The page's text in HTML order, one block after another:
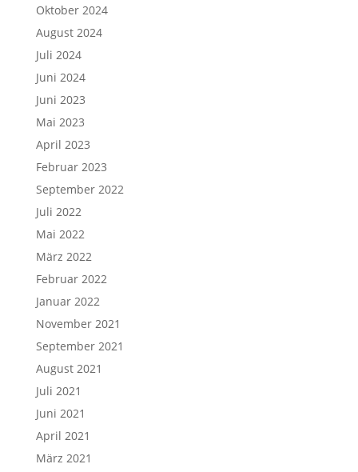
Oktober 2024
August 2024
Juli 2024
Juni 2024
Juni 2023
Mai 2023
April 2023
Februar 2023
September 2022
Juli 2022
Mai 2022
März 2022
Februar 2022
Januar 2022
November 2021
September 2021
August 2021
Juli 2021
Juni 2021
April 2021
März 2021